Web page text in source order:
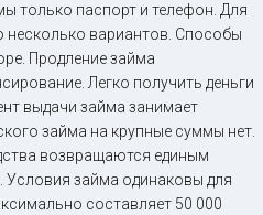
только паспорт и телефон. Для
несколько вариантов. Способы
Продление займа
Легко получить деньги
выдачи займа занимает
займа на крупные суммы нет.
возвращаются единым
Условия займа одинаковы для
составляет 50 000